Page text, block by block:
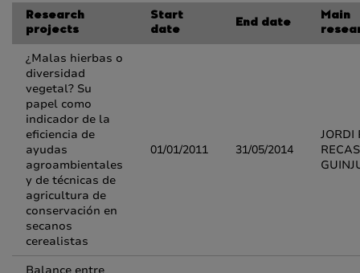
Research
projects
Start
date
End date
Main
¿Malas hierbas o
diversidad
vegetal? Su
papel como
indicador de la
eficiencia de
ayudas
agroambientales
y de técnicas de
agricultura de
conservación en
secanos
cerealistas
01/01/2011 31/05/2014
JORDI